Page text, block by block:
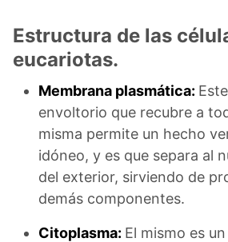
Estructura de las
eucariotas.
Membrana plasmática:
envoltorio que recubre a
misma permite un hecho
idóneo, y es que separa al
del exterior, sirviendo de
demás componentes.
Citoplasma: El mismo es